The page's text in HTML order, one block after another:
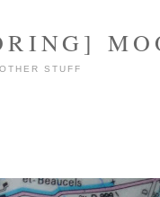
STUFF